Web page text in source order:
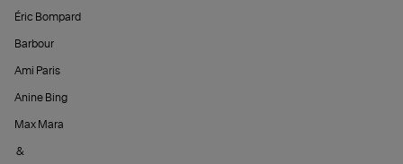
Éric Bompard
Barbour
Ami Paris
Anine Bing
Max Mara
&